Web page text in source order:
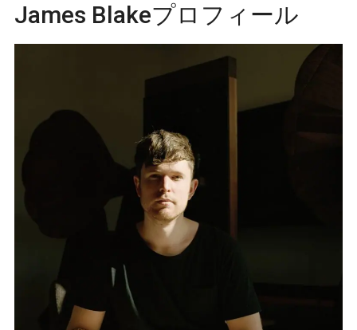
James Blakeプロフィール